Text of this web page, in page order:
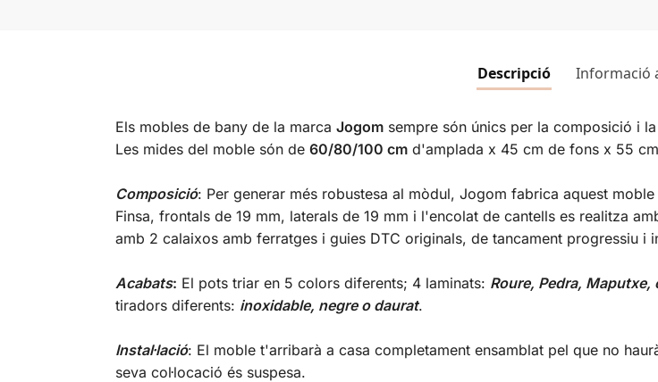
Descripció Informació
Els mobles de bany de la marca Jogomsempre són únics per la composició i
Les mides del moble són de 60/80/100 cmd'amplada x 45 cm de fons x 55
Composició: Per generar més robustesa al mòdul, Jogom fabrica aquest
Finsa, frontals de 19 mm, laterals de 19 mm i l'encolat de cantells es realitza
amb 2 calaixos amb ferratges i guies DTC originals, de tancament progressiu i
Acabats: El pots triar en 5 colors diferents; 4 laminats: Roure, Pedra, Maputxe,
tiradors diferents: inoxidable, negre o daurat.
Instal·lació: El moble t'arribarà a casa completament ensamblat pel que no
seva col·locació és suspesa.